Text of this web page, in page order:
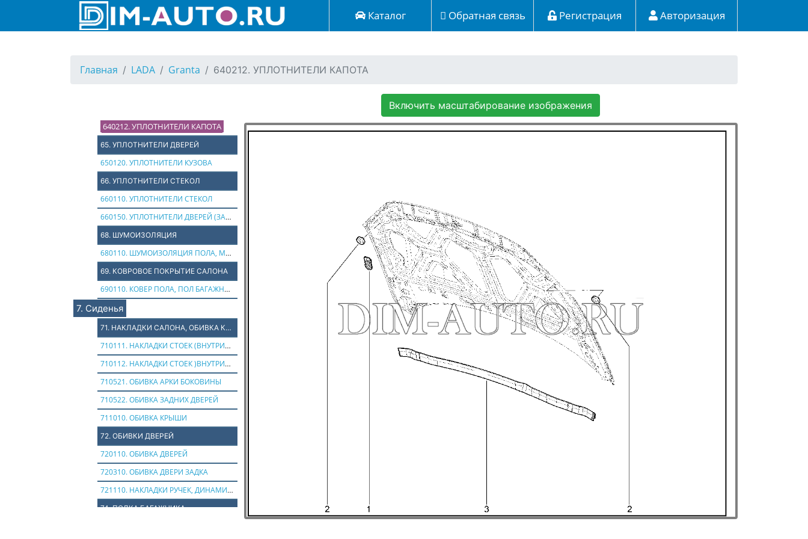
Каталог Обратная связь Регистрация Авторизация
Главная LADA Granta 640212. УПЛОТНИТЕЛИ КАПОТА
622310. КОМПРЕССОР
640110. ЗАГЛУШКИ ПОЛА КУЗОВА
640212. УПЛОТНИТЕЛИ КАПОТА
65. УПЛОТНИТЕЛИ ДВЕРЕЙ
650120. УПЛОТНИТЕЛИ КУЗОВА
66. УПЛОТНИТЕЛИ СТЕКОЛ
660110. УПЛОТНИТЕЛИ СТЕКОЛ
660150. УПЛОТНИТЕЛИ ДВЕРЕЙ (ЗАДНИЕ)
68. ШУМОИЗОЛЯЦИЯ
680110. ШУМОИЗОЛЯЦИЯ ПОЛА, МОТОРА
69. КОВРОВОЕ ПОКРЫТИЕ САЛОНА
690110. КОВЕР ПОЛА, ПОЛ БАГАЖНИКА
7. Сиденья
71. НАКЛАДКИ САЛОНА, ОБИВКА КРЫШИ
710111. НАКЛАДКИ СТОЕК (ВНУТРИСАЛОННЫЕ)
710112. НАКЛАДКИ СТОЕК )ВНУТРИСАЛОННЫЕ)
710521. ОБИВКА АРКИ БОКОВИНЫ
710522. ОБИВКА ЗАДНИХ ДВЕРЕЙ
711010. ОБИВКА КРЫШИ
72. ОБИВКИ ДВЕРЕЙ
720110. ОБИВКА ДВЕРЕЙ
720310. ОБИВКА ДВЕРИ ЗАДКА
721110. НАКЛАДКИ РУЧЕК, ДИНАМИКОВ
74. ПОЛКА БАГАЖНИКА
Включить масштабирование изображения